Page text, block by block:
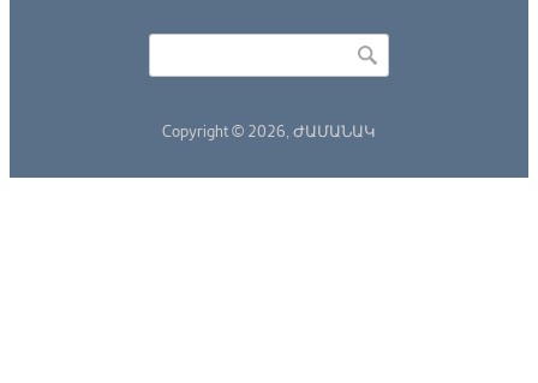
Copyright © 2026, ԺԱՄԱՆԱԿ